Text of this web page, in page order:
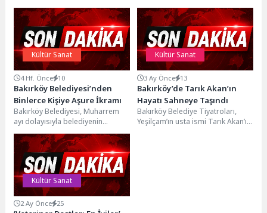
Kültür Sanat
4 Hf. Önce 10
Bakırköy Belediyesi’nden
Binlerce Kişiye Aşure İkramı
Bakırköy Belediyesi, Muharrem
ayı dolayısıyla belediyenin
aşevinde hazırlanan aşureleri
ilçenin farklı noktalarında binlerce
vatandaşla buluşturdu....
Kültür Sanat
3 Ay Önce 13
Bakırköy’de Tarık Akan’ın
Hayatı Sahneye Taşındı
Bakırköy Belediye Tiyatroları,
Yeşilçam’ın usta ismi Tarık Akan’ın
Kültür Sanat
2 Ay Önce 25